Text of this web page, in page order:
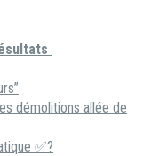
démolitions allée de
✅?